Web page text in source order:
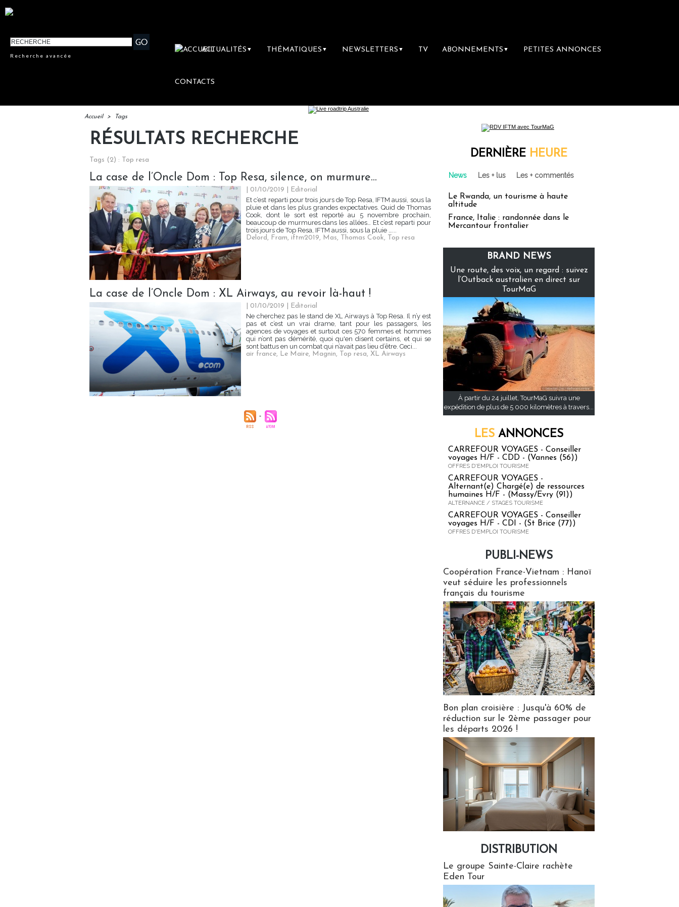
Recherche avancée
ACTUALITÉS ▼ THÉMATIQUES ▼ NEWSLETTERS ▼ TV ABONNEMENTS ▼ PETITES ANNONCES
CONTACTS
Accueil > Tags
RÉSULTATS RECHERCHE
Tags (2) : Top resa
La case de l’Oncle Dom : Top Resa, silence, on murmure…
| 01/10/2019
Editorial
Et c’est reparti pour trois jours de Top Resa, IFTM aussi, sous la
pluie et dans les plus grandes expectatives. Quid de Thomas
Cook, dont le sort est reporté au 5 novembre prochain,
beaucoup de murmures dans les allées… Et c’est reparti pour
trois jours de Top Resa, IFTM aussi, sous la pluie …...
Delord, Fram, iftm2019, Mas, Thomas Cook, Top resa
La case de l’Oncle Dom : XL Airways, au revoir là-haut !
| 01/10/2019
Editorial
Ne cherchez pas le stand de XL Airways à Top Resa. Il n’y est
pas et c’est un vrai drame, tant pour les passagers, les
agences de voyages et surtout ces 570 femmes et hommes
qui n’ont pas démérité, quoi qu'en disent certains, et qui se
sont battus en un combat qui n’avait pas lieu d’être. Ceci...
air france, Le Maire, Magnin, Top resa, XL Airways
DERNIÈRE HEURE
News Les + lus Les + commentés
Le Rwanda, un tourisme à haute
altitude
France, Italie : randonnée dans le
Mercantour frontalier
BRAND NEWS
Une route, des voix, un regard : suivez
l’Outback australien en direct sur
TourMaG
À partir du 24 juillet, TourMaG suivra une
expédition de plus de 5 000 kilomètres à travers...
LES ANNONCES
CARREFOUR VOYAGES - Conseiller
voyages H/F - CDD - (Vannes (56))
OFFRES D'EMPLOI TOURISME
CARREFOUR VOYAGES -
Alternant(e) Chargé(e) de ressources
humaines H/F - (Massy/Evry (91))
ALTERNANCE / STAGES TOURISME
CARREFOUR VOYAGES - Conseiller
voyages H/F - CDI - (St Brice (77))
OFFRES D'EMPLOI TOURISME
PUBLI-NEWS
Coopération France-Vietnam : Hanoï
veut séduire les professionnels
français du tourisme
Bon plan croisière : Jusqu'à 60% de
réduction sur le 2ème passager pour
les départs 2026 !
DISTRIBUTION
Le groupe Sainte-Claire rachète
Eden Tour